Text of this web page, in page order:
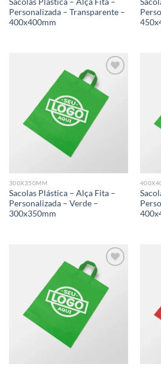
Sacolas Plástica – Alça Fita –
Personalizada – Transparente –
400x400mm
Add to
wishlist
300X350MM
Sacolas Plástica – Alça Fita –
Personalizada – Verde –
300x350mm
Add to
wishlist